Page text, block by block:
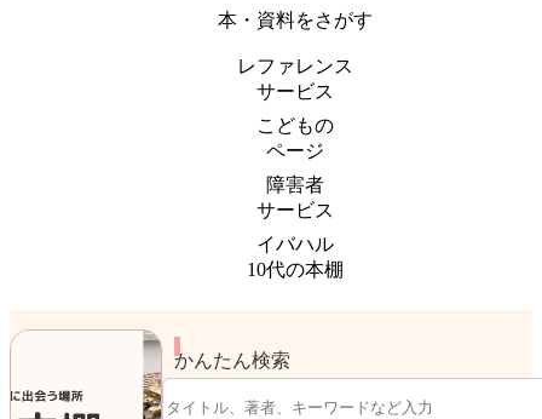
本・資料をさがす
レファレンス
サービス
こどもの
ページ
障害者
サービス
イバハル
10代の本棚
かんたん検索